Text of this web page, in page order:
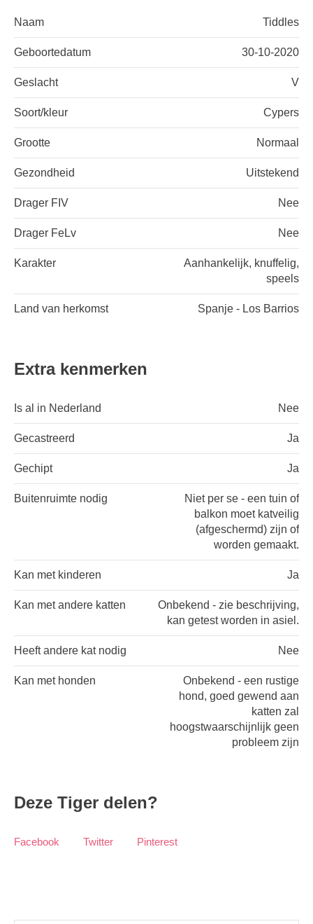
Naam Tiddles
Geboortedatum 30-10-2020
Geslacht V
Soort/kleur Cypers
Grootte Normaal
Gezondheid Uitstekend
Drager FIV Nee
Drager FeLv Nee
Karakter
Aanhankelijk, knuffelig,
speels
Land van herkomst Spanje - Los Barrios
Extra kenmerken
Is al in Nederland Nee
Gecastreerd Ja
Gechipt Ja
Buitenruimte nodig
Niet per se - een tuin of
balkon moet katveilig
(afgeschermd) zijn of
worden gemaakt.
Kan met kinderen Ja
Kan met andere katten
Onbekend - zie beschrijving,
kan getest worden in asiel.
Heeft andere kat nodig Nee
Kan met honden
Onbekend - een rustige
hond, goed gewend aan
katten zal
hoogstwaarschijnlijk geen
probleem zijn
Deze Tiger delen?
Facebook Twitter Pinterest